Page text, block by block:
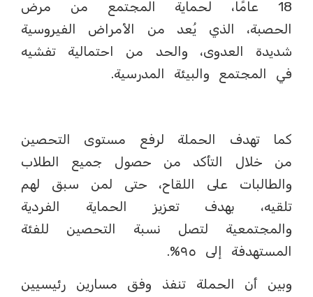
18 عامًا، لحماية المجتمع من مرض
الحصبة، الذي يُعد من الأمراض الفيروسية
شديدة العدوى، والحد من احتمالية تفشيه
في المجتمع والبيئة المدرسية.
كما تهدف الحملة لرفع مستوى التحصين
من خلال التأكد من حصول جميع الطلاب
والطالبات على اللقاح، حتى لمن سبق لهم
تلقيه، بهدف تعزيز الحماية الفردية
والمجتمعية لتصل نسبة التحصين للفئة
المستهدفة إلى ٩٥%.
وبين أن الحملة تنفذ وفق مسارين رئيسيين